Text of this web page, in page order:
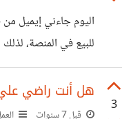
لزيادة مهاراته و
للبيع في المنصة،
صارمة في قبول
رفض الكود الخاص بي
3
هل أنت راضي
قبل 7 سنوات